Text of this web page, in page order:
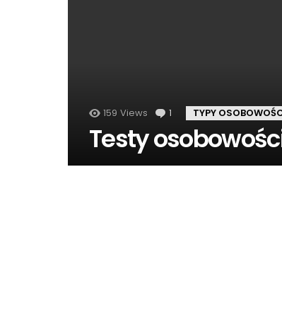
159 Views 1 komentarz
TYPY
Testy